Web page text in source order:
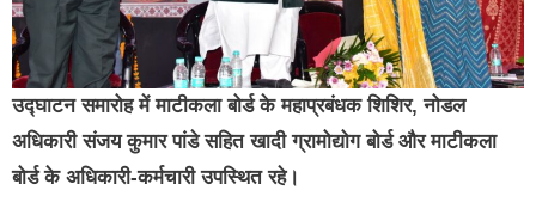
उद्घाटन समारोह में माटीकला बोर्ड के महाप्रबंधक शिशिर, नोडल
अधिकारी संजय कुमार पांडे सहित खादी ग्रामोद्योग बोर्ड और माटीकला
बोर्ड के अधिकारी-कर्मचारी उपस्थित रहे।